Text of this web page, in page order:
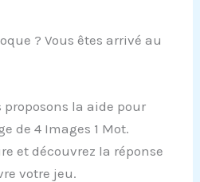
? Vous êtes arrivé au
proposons la aide pour
de 4 Images 1 Mot.
et découvrez la réponse
votre jeu.